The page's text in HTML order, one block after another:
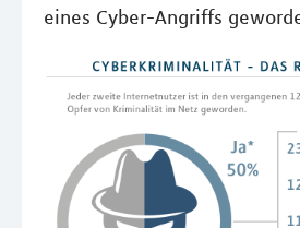
eines Cyber-Angriffs